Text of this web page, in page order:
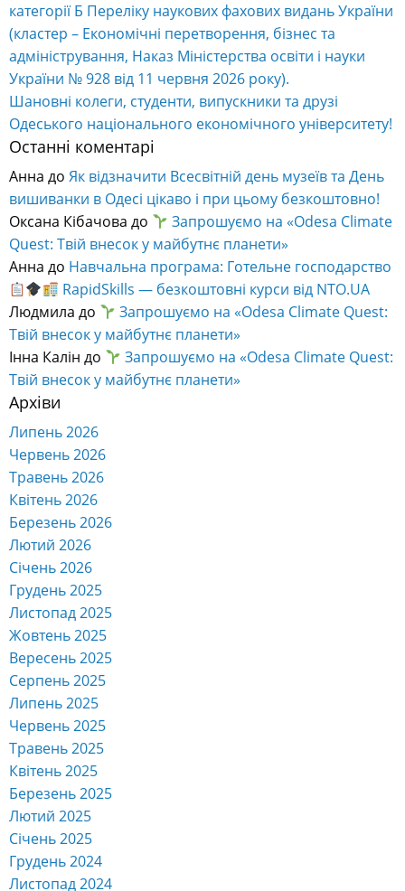
категорії Б Переліку наукових фахових видань України
(кластер – Економічні перетворення, бізнес та
адміністрування, Наказ Міністерства освіти і науки
України № 928 від 11 червня 2026 року).
Шановні колеги, студенти, випускники та друзі
Одеського національного економічного університету!
Останні коментарі
Анна до Як відзначити Всесвітній день музеїв та День
вишиванки в Одесі цікаво і при цьому безкоштовно!
Оксана Кібачова до
Запрошуємо на «Odesa Climate
Quest: Твій внесок у майбутнє планети»
Анна до Навчальна програма: Готельне господарство
RapidSkills — безкоштовні курси від NTO.UA
Людмила до
Запрошуємо на «Odesa Climate Quest:
Твій внесок у майбутнє планети»
Інна Калін до
Запрошуємо на «Odesa Climate Quest:
Твій внесок у майбутнє планети»
Архіви
Липень 2026
Червень 2026
Травень 2026
Квітень 2026
Березень 2026
Лютий 2026
Січень 2026
Грудень 2025
Листопад 2025
Жовтень 2025
Вересень 2025
Серпень 2025
Липень 2025
Червень 2025
Травень 2025
Квітень 2025
Березень 2025
Лютий 2025
Січень 2025
Грудень 2024
Листопад 2024